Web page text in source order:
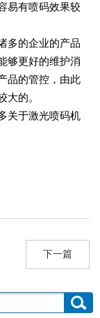
易有喷码效果较
多的企业的产品
够更好的维护消
品的管控，由此
大的。
关于激光喷码机
下一篇